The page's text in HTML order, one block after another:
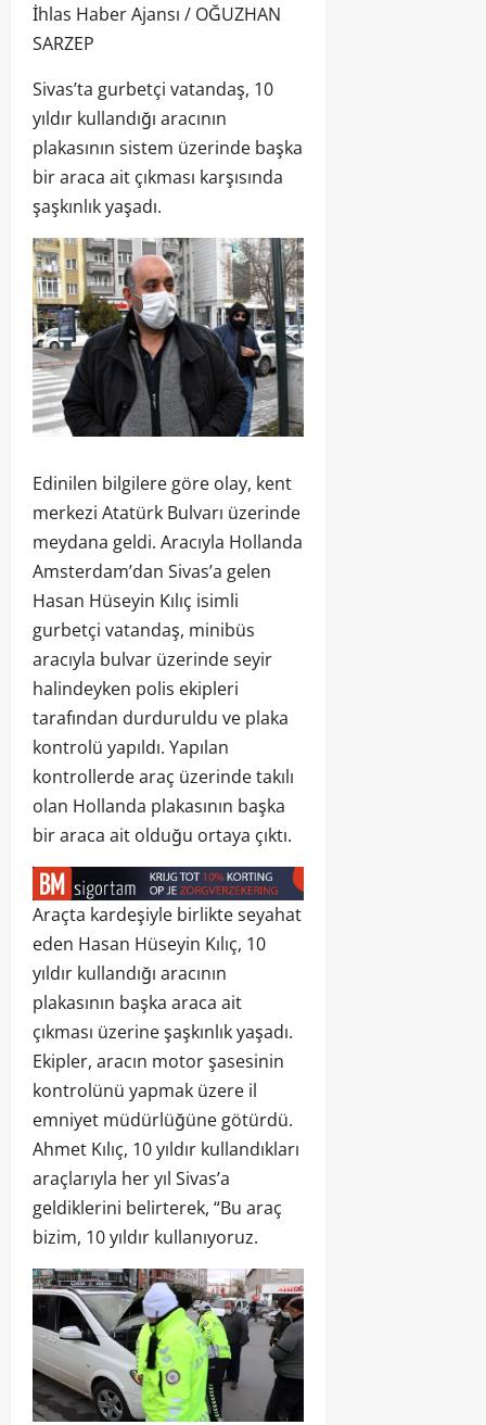
İhlas Haber Ajansı / OĞUZHAN
SARZEP
Sivas’ta gurbetçi vatandaş, 10
yıldır kullandığı aracının
plakasının sistem üzerinde başka
bir araca ait çıkması karşısında
şaşkınlık yaşadı.
Edinilen bilgilere göre olay, kent
merkezi Atatürk Bulvarı üzerinde
meydana geldi. Aracıyla Hollanda
Amsterdam’dan Sivas’a gelen
Hasan Hüseyin Kılıç isimli
gurbetçi vatandaş, minibüs
aracıyla bulvar üzerinde seyir
halindeyken polis ekipleri
tarafından durduruldu ve plaka
kontrolü yapıldı. Yapılan
kontrollerde araç üzerinde takılı
olan Hollanda plakasının başka
bir araca ait olduğu ortaya çıktı.
Araçta kardeşiyle birlikte seyahat
eden Hasan Hüseyin Kılıç, 10
yıldır kullandığı aracının
plakasının başka araca ait
çıkması üzerine şaşkınlık yaşadı.
Ekipler, aracın motor şasesinin
kontrolünü yapmak üzere il
emniyet müdürlüğüne götürdü.
Ahmet Kılıç, 10 yıldır kullandıkları
araçlarıyla her yıl Sivas’a
geldiklerini belirterek, “Bu araç
bizim, 10 yıldır kullanıyoruz.